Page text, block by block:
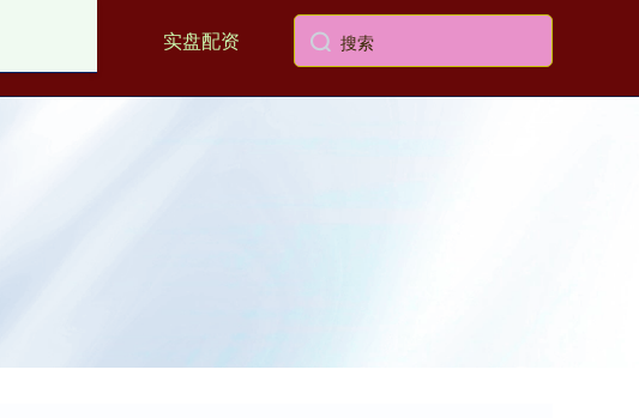
实盘配资